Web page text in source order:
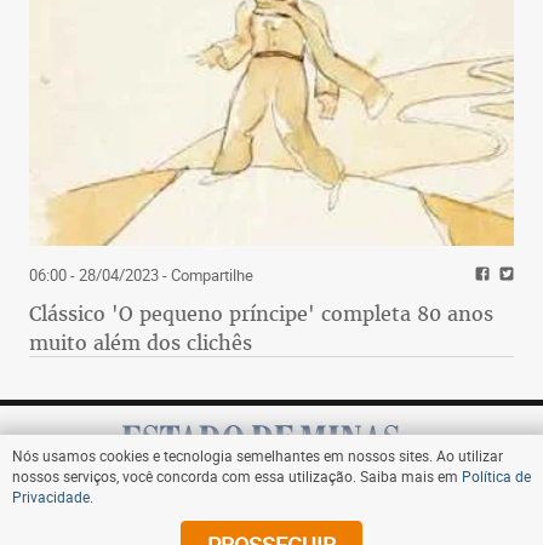
06:00 - 28/04/2023- Compartilhe
Clássico 'O pequeno príncipe' completa 80 anos
muito além dos clichês
Assine
Nós usamos cookies e tecnologia semelhantes em nossos sites. Ao utilizar
nossos serviços, você concorda com essa utilização. Saiba mais em Política de
Privacidade